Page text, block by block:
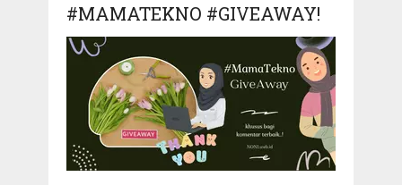
#MAMATEKNO #GIVEAWAY!